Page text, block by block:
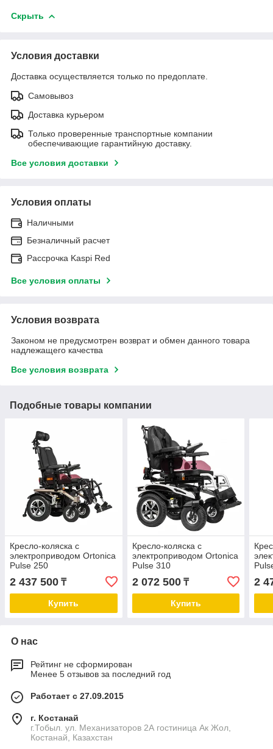
Скрыть
Условия доставки
Доставка осуществляется только по предоплате.
Самовывоз
Доставка курьером
Только проверенные транспортные компании
обеспечивающие гарантийную доставку.
Все условия доставки
Условия оплаты
Наличными
Безналичный расчет
Рассрочка Kaspi Red
Все условия оплаты
Условия возврата
Законом не предусмотрен возврат и обмен данного товара
надлежащего качества
Все условия возврата
Подобные товары компании
Кресло-коляска с
электроприводом Ortonica
Pulse 250
2 437 500 ₸
Купить
Кресло-коляска с
электроприводом Ortonica
Pulse 310
2 072 500₸
Купить
2
О нас
Рейтинг не сформирован
Менее 5 отзывов за последний год
Работает с 27.09.2015
г. Костанай
г.Тобыл. ул. Механизаторов 2А гостиница Ак Жол,
Костанай, Казахстан